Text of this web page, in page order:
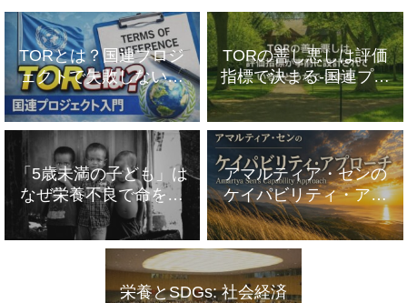
TORとは？国連プロジ
ェクトで失敗しないた
めの基本｜実務で使う3
要素
TORの善し悪しは評価
指標で決まる-国連プロ
ジェクトで失敗しない
評価設定とは
「5歳未満の子ども」は
なぜ栄養不良で命を落
とすリスクが高いの
か？──国連の指標から
読み解く現実
アマルティア・センの
ケイパビリティ・アプ
ローチとSDGs評価【ハ
ーバード大学博士が解
栄養とSDGs: 社会経済